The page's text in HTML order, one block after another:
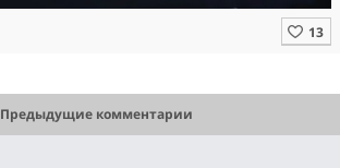
Предыдущие комментарии